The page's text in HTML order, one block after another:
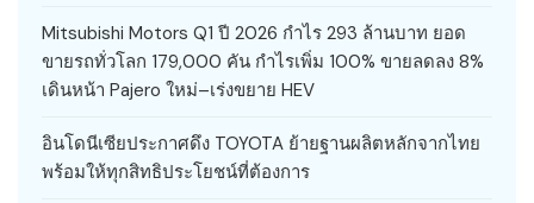
Mitsubishi Motors Q1 ปี 2026 กำไร 293 ล้านบาท ยอด
ขายรถทั่วโลก 179,000 คัน กำไรเพิ่ม 100% ขายลดลง 8%
เดินหน้า Pajero ใหม่–เร่งขยาย HEV
อินโดนีเซียประกาศดึง TOYOTA ย้ายฐานผลิตหลักจากไทย
พร้อมให้ทุกสิทธิประโยชน์ที่ต้องการ